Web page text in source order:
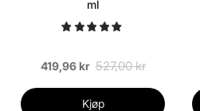
ml
419,96 kr 527,00 kr
Kjøp